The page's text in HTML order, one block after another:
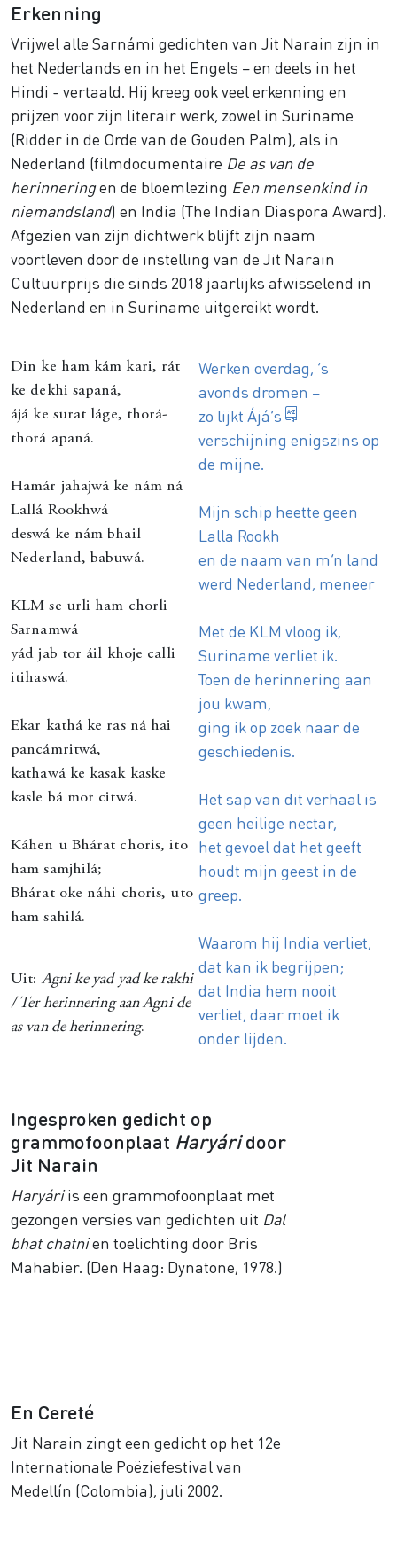
Erkenning
Vrijwel alle Sarnámi gedichten van Jit Narain zijn in
het Nederlands en in het Engels – en deels in het
Hindi - vertaald. Hij kreeg ook veel erkenning en
prijzen voor zijn literair werk, zowel in Suriname
(Ridder in de Orde van de Gouden Palm), als in
Nederland (filmdocumentaire De as van de
herinneringen de bloemlezing Een mensenkind in
niemandsland) en India (The Indian Diaspora Award).
Afgezien van zijn dichtwerk blijft zijn naam
voortleven door de instelling van de Jit Narain
Cultuurprijs die sinds 2018 jaarlijks afwisselend in
Nederland en in Suriname uitgereikt wordt.
Din ke ham kám kari, rát
ke dekhi sapaná,
ájá ke surat láge, thorá-
thorá apaná.
Hamár jahajwá ke nám ná
Lallá Rookhwá
deswá ke nám bhail
Nederland, babuwá.
KLM se urli ham chorli
Sarnamwá
yád jab tor áil khoje calli
itihaswá.
Ekar kathá ke ras ná hai
pancámritwá,
kathawá ke kasak kaske
kasle bá mor citwá.
Káhen u Bhárat choris, ito
ham samjhilá;
Bhárat oke náhi choris, uto
ham sahilá.
Uit:Agni ke yad yad ke rakhi
/ Ter herinnering aan Agni de
as van de herinnering.
Werken overdag, ’s
avonds dromen –
zo lijkt Ájá’s
verschijning enigszins op
de mijne.
Mijn schip heette geen
Lalla Rookh
en de naam van m’n land
werd Nederland, meneer
Met de KLM vloog ik,
Suriname verliet ik.
Toen de herinnering aan
jou kwam,
ging ik op zoek naar de
geschiedenis.
Het sap van dit verhaal is
geen heilige nectar,
het gevoel dat het geeft
houdt mijn geest in de
greep.
Waarom hij India verliet,
dat kan ik begrijpen;
dat India hem nooit
verliet, daar moet ik
onder lijden.
Ingesproken gedicht op
grammofoonplaat Haryáridoor
Jit Narain
Haryáriis een grammofoonplaat met
gezongen versies van gedichten uit Dal
bhat chatnien toelichting door Bris
Mahabier. (Den Haag: Dynatone, 1978.)
En Cereté
Jit Narain zingt een gedicht op het 12e
Internationale Poëziefestival van
Medellín (Colombia), juli 2002.